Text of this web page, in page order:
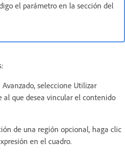
el parámetro en la sección del
seleccione Utilizar
que desea vincular el contenido
de una región opcional, haga clic
en el cuadro.